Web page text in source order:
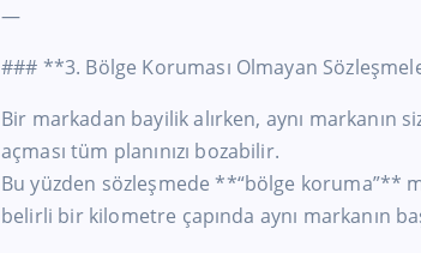
—
### **3. Bölge Koruması Olmayan
Bir markadan bayilik alırken, aynı markanın
açması tüm planınızı bozabilir.
Bu yüzden sözleşmede **“bölge koruma”**
belirli bir kilometre çapında aynı markanın